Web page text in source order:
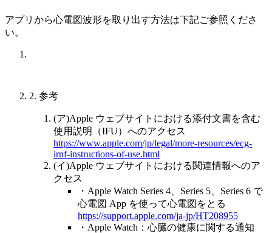
アプリから心電図波形を取り出す方法は下記ご参照くださ
い。
2. 参考
(ア)Apple ウェブサイトにおける添付文書を含む
使用説明（IFU）へのアクセス
https://www.apple.com/jp/legal/more-resources/ecg-
irnf-instructions-of-use.html
(イ)Apple ウェブサイトにおける関連情報へのア
クセス
・Apple Watch Series 4、Series 5、Series 6 で
心電図 App を使って心電図をとる
https://support.apple.com/ja-jp/HT208955
・Apple Watch：心臓の健康に関する通知